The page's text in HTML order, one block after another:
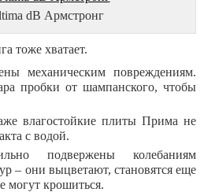
dB Армстронг
тоже хватает.
механическим повреждениям.
пробки от шампанского, чтобы
влагостойкие плиты Прима не
с водой.
подвержены колебаниям
– они выцветают, становятся еще
могут крошиться.